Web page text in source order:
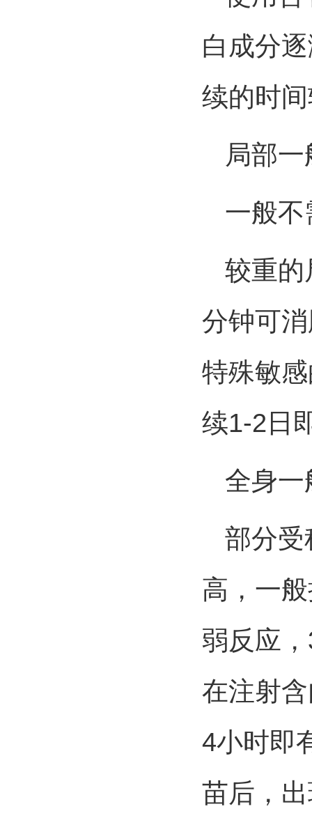
白成分
续的时
局部一
一般不
较重的
分钟可
特殊敏
续1-2日
全身一
部分受
高，一
弱反应
在注射
4小时即
苗后，